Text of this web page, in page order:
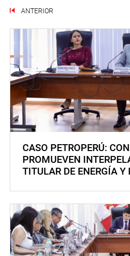
ANTERIOR
CASO PETROPERÚ:
PROMUEVEN
TITULAR DE ENERGÍA